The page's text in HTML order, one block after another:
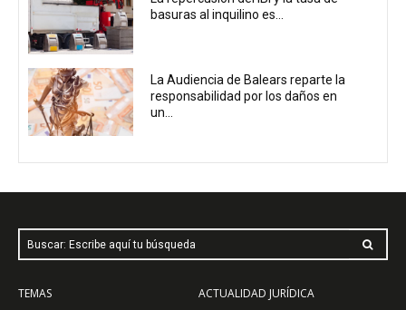
basuras al inquilino es...
La Audiencia de Balears reparte la
responsabilidad por los daños en
un...
Buscar: Escribe aquí tu búsqueda
TEMAS
ACTUALIDAD JURÍDICA